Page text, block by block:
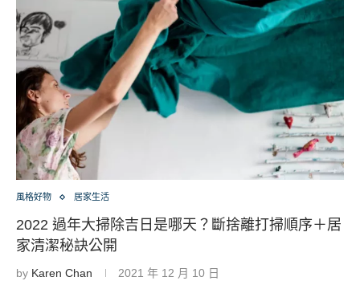
風格好物 居家生活
2022 過年大掃除吉日是哪天？斷捨離打掃順序＋居
家清潔秘訣公開
by Karen Chan 2021 年 12 月 10 日